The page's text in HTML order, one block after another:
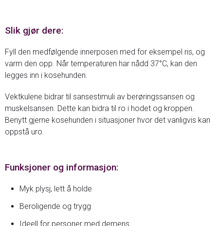
Slik gjør dere:
Fyll den medfølgende innerposen med for eksempel ris, og
varm den opp. Når temperaturen har nådd 37°C, kan den
legges inn i kosehunden
Vektkulene bidrar til sansestimuli av berøringssansen og
muskelsansen. Dette kan bidra til ro i hodet og kroppen.
Benytt gjerne kosehunden i situasjoner hvor det vanligvis kan
oppstå uro.
Funksjoner og informasjon:
Myk plysj, lett å holde
Beroligende og trygg
Ideell for personer med demens